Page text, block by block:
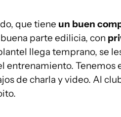
que tiene un buen
parte edilicia, con
llega temprano, se
entrenamiento. Tenemos
de charla y video. Al